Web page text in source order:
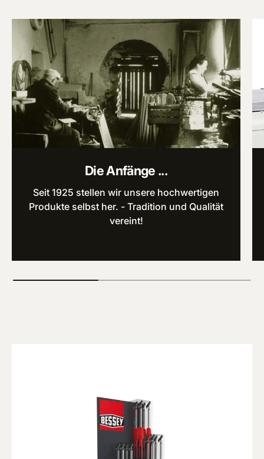
Die Anfänge ...
Seit 1925 stellen wir unsere hochwertigen
Produkte selbst her. - Tradition und Qualität
vereint!